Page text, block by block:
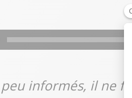
informés, il ne